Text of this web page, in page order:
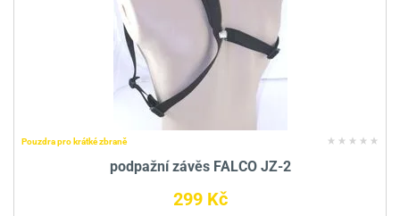
Pouzdra pro krátké zbraně
podpažní závěs FALCO JZ-2
299 Kč